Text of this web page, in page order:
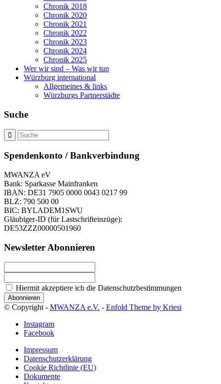
Chronik 2018
Chronik 2020
Chronik 2021
Chronik 2022
Chronik 2023
Chronik 2024
Chronik 2025
Wer wir sind – Was wir tun
Würzburg international
Allgemeines & links
Würzburgs Partnerstädte
Suche
Spendenkonto / Bankverbindung
MWANZA eV
Bank: Sparkasse Mainfranken
IBAN: DE31 7905 0000 0043 0217 99
BLZ: 790 500 00
BIC: BYLADEM1SWU
Gläubiger-ID (für Lastschrifteinzüge):
DE53ZZZ00000501960
Newsletter Abonnieren
Hiermit akzeptiere ich die Datenschutzbestimmungen
© Copyright - MWANZA e.V. - Enfold Theme by Kriesi
Instagram
Facebook
Impressum
Datenschutzerklärung
Cookie Richtlinie (EU)
Dokumente